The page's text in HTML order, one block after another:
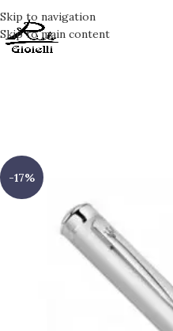
Skip to navigation
Skip to main content
-17%